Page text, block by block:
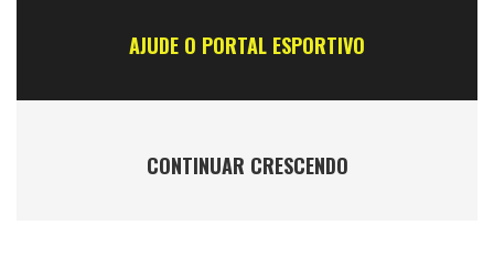
AJUDE O PORTAL ESPORTIVO
CONTINUAR CRESCENDO